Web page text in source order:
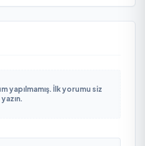
yapılmamış. İlk yorumu siz
yazın.